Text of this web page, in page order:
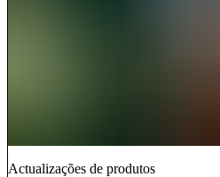
Actualizações de produtos